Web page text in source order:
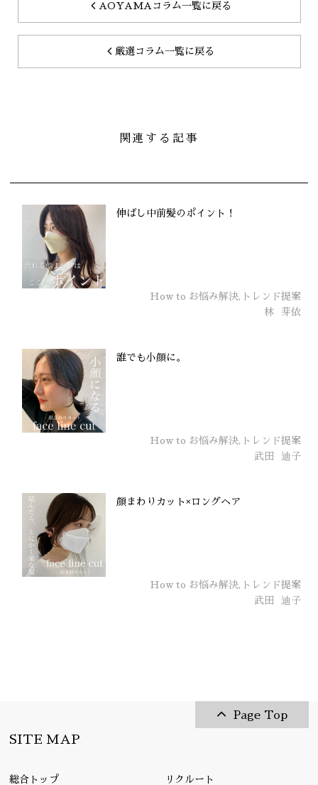
AOYAMAコラム一覧に戻る
厳選コラム一覧に戻る
関連する記事
伸ばし中前髪のポイント！
How to お悩み解決,トレンド提案
林
芽依
誰でも小顔に。
How to お悩み解決,トレンド提案
武田
迪子
顔まわりカット×ロングヘア
How to お悩み解決,トレンド提案
武田
迪子
Page Top
SITE MAP
総合トップ リクルート